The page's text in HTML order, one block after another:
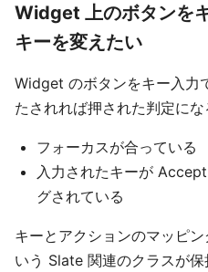
Widget 上のボタンを
キーを変えたい
Widget のボタンをキー入力
たされれば押された判定にな
フォーカスが合っている
入力されたキーが
グされている
キーとアクションのマッピ
いう Slate 関連のクラスが